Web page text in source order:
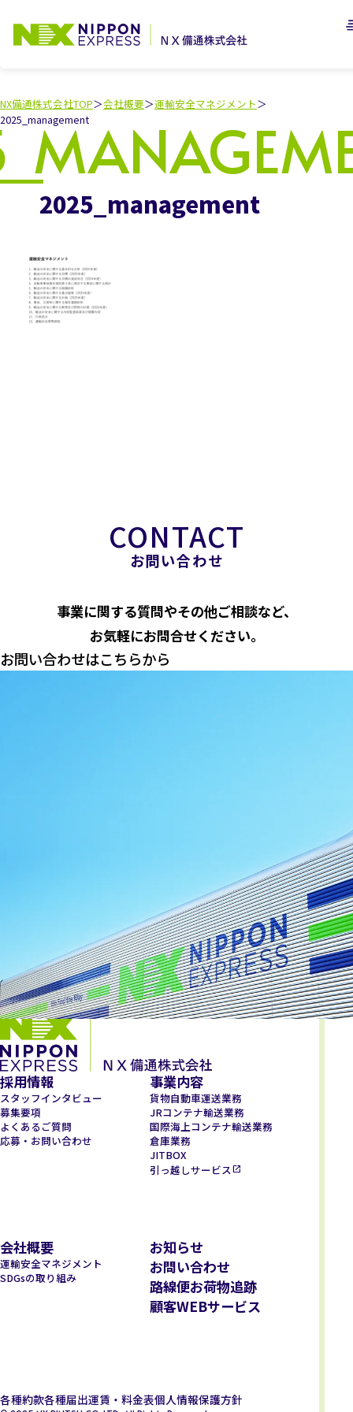
採用情報
採用情報TOP
スタッフ インタビュー
募集要項
よくあるご質問
応募・お問い合わせ
事業内容
事業内容TOP
貨物自動車運送業務
JRコンテナ 輸送業務
倉庫業務
JITBOX
会社概要
会社概要
SDGsの 取り組みについて
路線便お荷物追跡
各種約款
2025_management
NX備通株式会社TOP 会社概要
運輸安全マネジメント
2025_management
お問い合わせ
事業に関する質問やその他ご相談など、
お気軽にお問合せください。
お問い合わせはこちらから
採用情報
スタッフインタビュー
募集要項
よくあるご質問
応募・お問い合わせ
事業内容
貨物自動車運送業務
JRコンテナ輸送業務
国際海上コンテナ輸送業務
倉庫業務
JITBOX
引っ越しサービス
会社概要
運輸安全マネジメント
SDGsの取り組み
お知らせ
お問い合わせ
路線便お荷物追跡
顧客WEBサービス
各種約款各種届出運賃・料金表個人情報保護方針